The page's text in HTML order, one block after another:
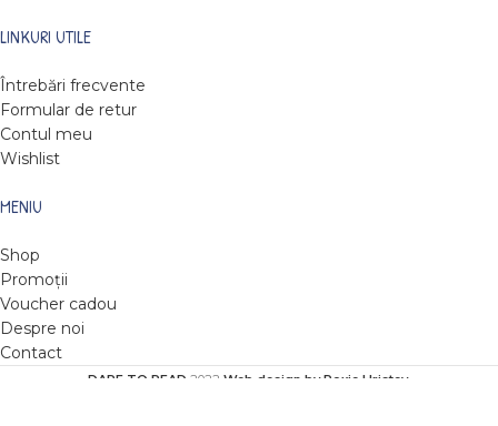
LINKURI UTILE
Întrebări frecvente
Formular de retur
Contul meu
Wishlist
MENIU
Shop
Promoții
Voucher cadou
Despre noi
Contact
DARE TO READ 2022 Web design by Roxie Hristev.